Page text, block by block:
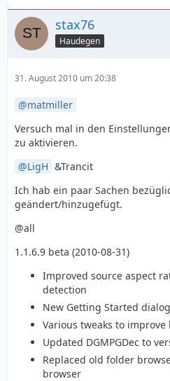
stax76
Haudegen
31. August 2010 um 20:38
matmiller
Versuch mal in den
zu aktivieren.
LigH &Trancit
Ich hab ein paar Sachen
geändert/hinzugefügt.
@all
1.1.6.9 beta (2010-08-31)
Improved source aspect
detection
New Getting Started
Various tweaks to
Updated DGMPGDec to
Replaced old folder
browser